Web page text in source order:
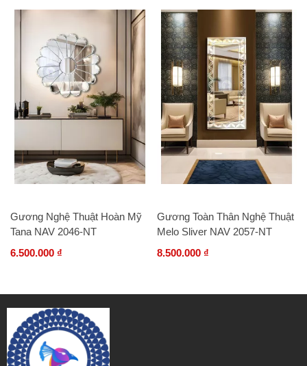
Gương Nghệ Thuật Hoàn Mỹ
Tana NAV 2046-NT
6.500.000 ₫
Gương Toàn Thân Nghệ Thuật
Melo Sliver NAV 2057-NT
8.500.000 ₫